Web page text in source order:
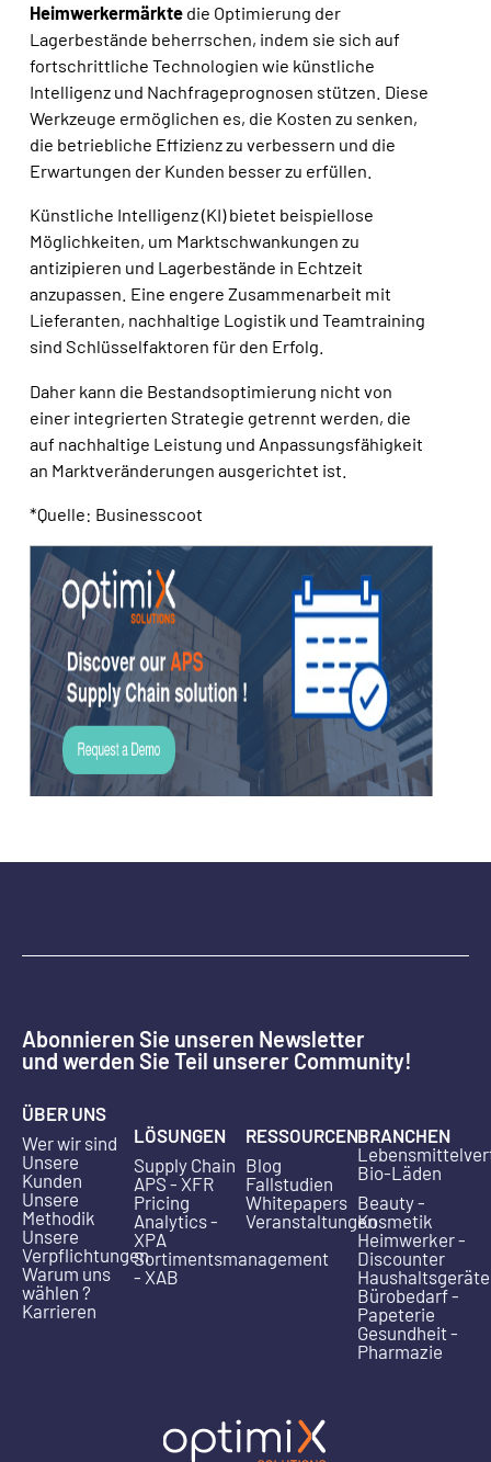
Heimwerkermärkte die Optimierung der
Lagerbestände beherrschen, indem sie sich auf
fortschrittliche Technologien wie künstliche
Intelligenz und Nachfrageprognosen stützen. Diese
Werkzeuge ermöglichen es, die Kosten zu senken,
die betriebliche Effizienz zu verbessern und die
Erwartungen der Kunden besser zu erfüllen.
Künstliche Intelligenz (KI) bietet beispiellose
Möglichkeiten, um Marktschwankungen zu
antizipieren und Lagerbestände in Echtzeit
anzupassen. Eine engere Zusammenarbeit mit
Lieferanten, nachhaltige Logistik und Teamtraining
sind Schlüsselfaktoren für den Erfolg.
Daher kann die Bestandsoptimierung nicht von
einer integrierten Strategie getrennt werden, die
auf nachhaltige Leistung und Anpassungsfähigkeit
an Marktveränderungen ausgerichtet ist.
*Quelle: Businesscoot
Abonnieren Sie unseren Newsletter
und werden Sie Teil unserer Community!
ÜBER UNS
Wer wir sind
Unsere
Kunden
Unsere
Methodik
Unsere
Verpflichtungen
Warum uns
wählen ?
Karrieren
LÖSUNGEN
Supply Chain
APS - XFR
Pricing
Analytics -
XPA
Sortimentsmanagement
- XAB
RESSOURCEN
Blog
Fallstudien
Whitepapers
Veranstaltungen
BRANCHEN
Bio-Läden
Beauty -
Kosmetik
Heimwerker -
Discounter
Haushaltsgeräte
Bürobedarf -
Papeterie
Gesundheit -
Pharmazie